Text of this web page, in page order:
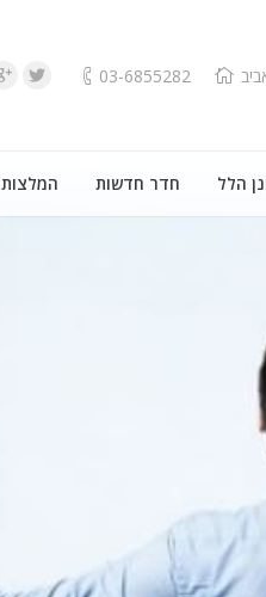
03-6855282
הלל חדר חדשות המלצות